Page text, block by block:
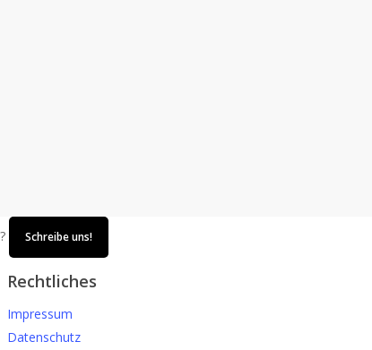
Schreibe uns!
Rechtliches
Impressum
Datenschutz